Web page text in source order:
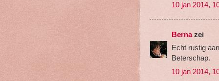
10 jan 2014,
Bernazei
Echt rustig
Beterschap.
10 jan 2014,